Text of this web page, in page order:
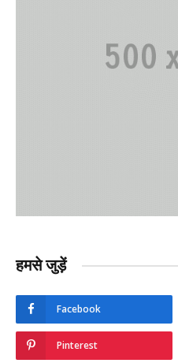
हमसे जुड़ें
Facebook
Pinterest